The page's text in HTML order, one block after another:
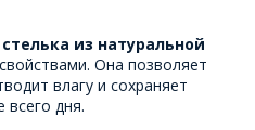
стелька из натуральной
Она позволяет
влагу и сохраняет
дня.